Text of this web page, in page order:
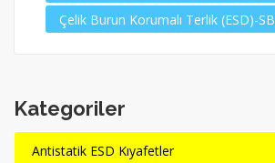
Çelik Burun Korumalı Terlik (ESD)-SB
Kategoriler
Antistatik ESD Kıyafetler